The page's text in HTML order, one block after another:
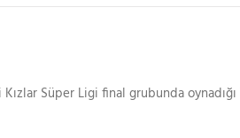
Süper Ligi final grubunda